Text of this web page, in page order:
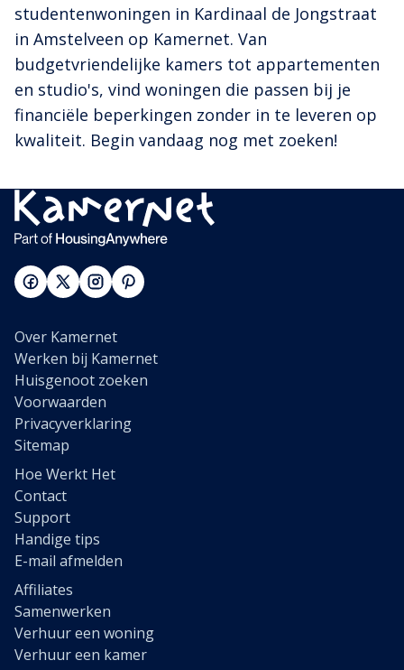
studentenwoningen in Kardinaal de Jongstraat
in Amstelveen op Kamernet. Van
budgetvriendelijke kamers tot appartementen
en studio's, vind woningen die passen bij je
financiële beperkingen zonder in te leveren op
kwaliteit. Begin vandaag nog met zoeken!
Over Kamernet
Werken bij Kamernet
Huisgenoot zoeken
Voorwaarden
Privacyverklaring
Sitemap
Hoe Werkt Het
Contact
Support
Handige tips
E-mail afmelden
Affiliates
Samenwerken
Verhuur een woning
Verhuur een kamer